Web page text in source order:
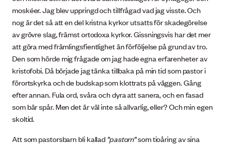
moskéer. Jag blev uppringd och tillfrågad vad jag visste. Och
nog är det så att en del kristna kyrkor utsatts för skadegörelse
av grövre slag, främst ortodoxa kyrkor. Gissningsvis har det mer
att göra med främlingsfientlighet än förföljelse på grund av tro.
Den som hörde mig frågade om jag hade egna erfarenheter av
kristofobi. Då började jag tänka tillbaka på min tid som pastor i
förortskyrka och de budskap som klottrats på väggen. Gång
efter annan. Fula ord, svåra och dyra att sanera, och en fasad
som bär spår. Men det är väl inte så allvarlig, eller? Och min egen
skoltid.
Att som pastorsbarn bli kallad”pastorn”som tioåring av sina